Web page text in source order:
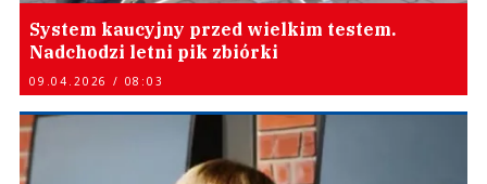
System kaucyjny przed wielkim testem.
Nadchodzi letni pik zbiórki
09.04.2026 / 08:03